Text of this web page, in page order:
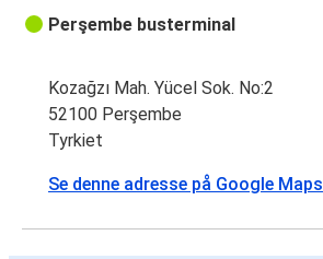
Perşembe busterminal
Kozağzı Mah. Yücel Sok. No:2
52100 Perşembe
Tyrkiet
Se denne adresse på Google Maps